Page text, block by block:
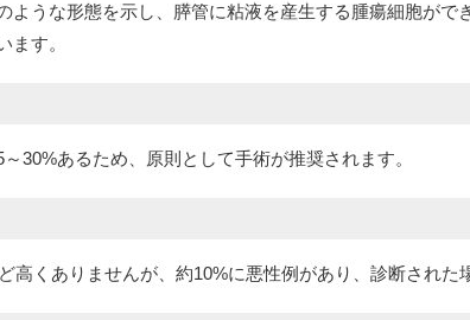
ような形態を示し、膵管に粘液を産生する腫瘍細胞が
ます。
30%あるため、原則として手術が推奨されます。
高くありませんが、約10%に悪性例があり、診断された